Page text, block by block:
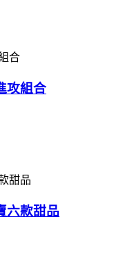
攻組合
六款甜品